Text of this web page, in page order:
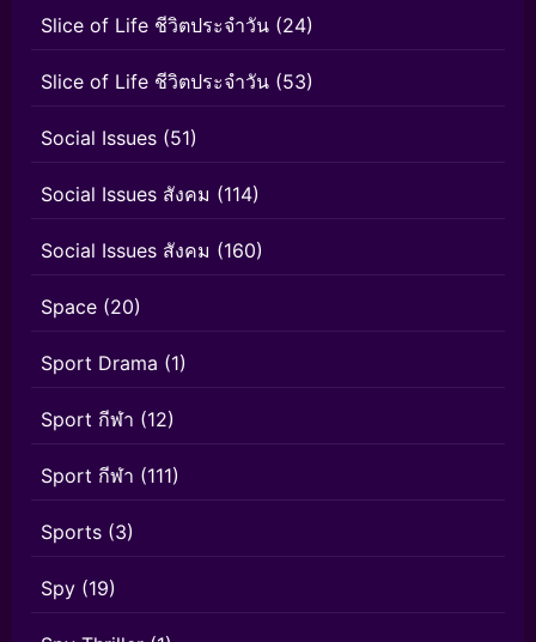
Slice of Life ชีวิตประจำวัน (24)
Slice of Life ชีวิตประจำวัน (53)
Social Issues (51)
Social Issues สังคม (114)
Social Issues สังคม (160)
Space (20)
Sport Drama (1)
Sport กีฬา (12)
Sport กีฬา (111)
Sports (3)
Spy (19)